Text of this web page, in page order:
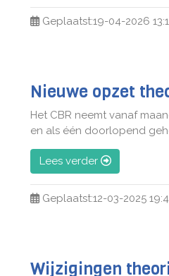
Geplaatst:19-04-2026
Nieuwe opzet
Het CBR neemt vanaf
en als één doorlopend
Lees verder
Geplaatst:12-03-2025
Wijzigingen